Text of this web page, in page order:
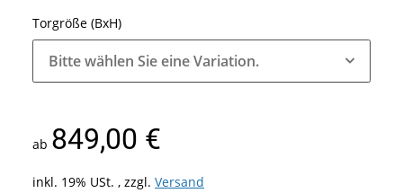
Torgröße (BxH)
Bitte wählen Sie eine Variation.
ab 849,00 €
inkl. 19% USt. , zzgl. Versand